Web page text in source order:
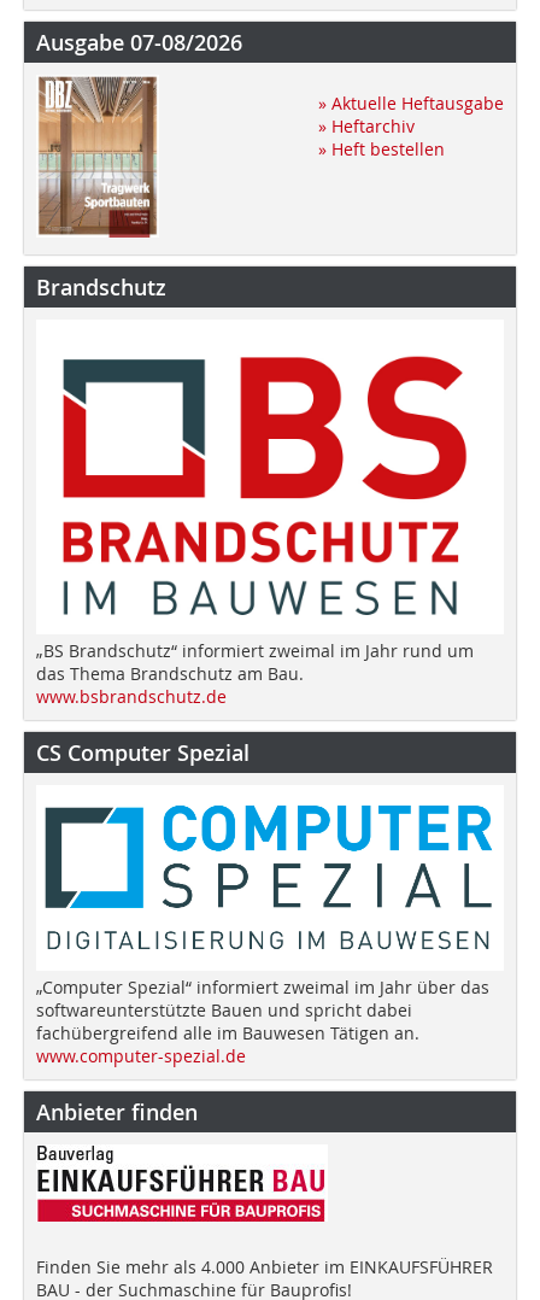
Ausgabe 07-08/2026
» Aktuelle Heftausgabe
» Heftarchiv
» Heft bestellen
Brandschutz
„BS Brandschutz“ informiert zweimal im Jahr rund um
das Thema Brandschutz am Bau.
www.bsbrandschutz.de
CS Computer Spezial
„Computer Spezial“ informiert zweimal im Jahr über das
softwareunterstützte Bauen und spricht dabei
fachübergreifend alle im Bauwesen Tätigen an.
www.computer-spezial.de
Anbieter finden
Finden Sie mehr als 4.000 Anbieter im EINKAUFSFÜHRER
BAU - der Suchmaschine für Bauprofis!